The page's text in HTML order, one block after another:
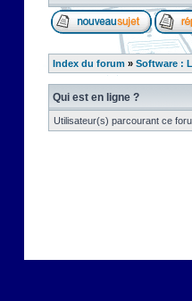
Index du forum » Software :
Qui est en ligne ?
Utilisateur(s) parcourant ce